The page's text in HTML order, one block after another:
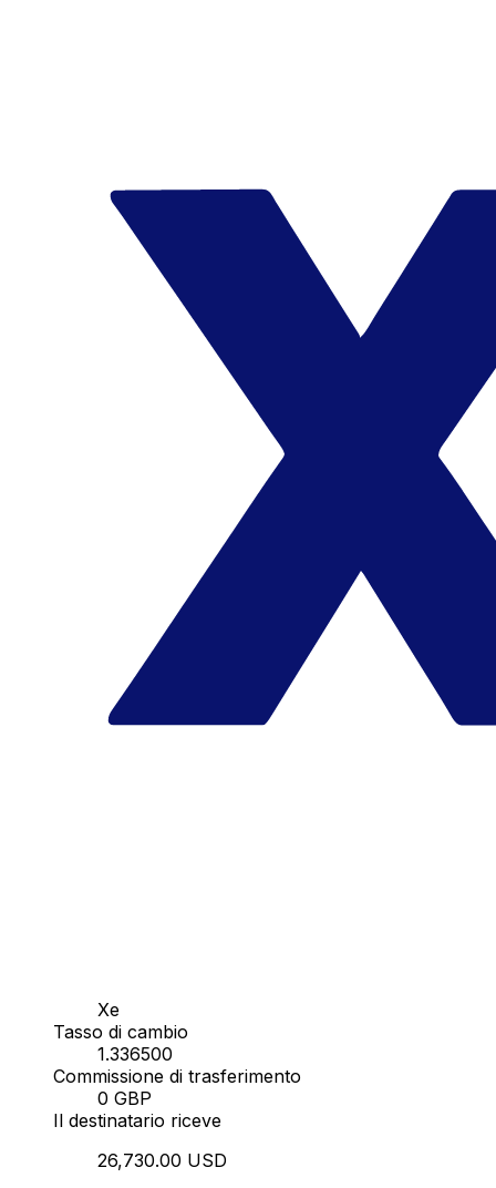
Xe
Tasso di cambio
1.336500
Commissione di trasferimento
0 GBP
Il destinatario riceve
26,730.00 USD